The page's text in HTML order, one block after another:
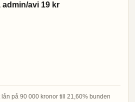
avi 19 kr
på 90 000 kronor till 21,60% bunden